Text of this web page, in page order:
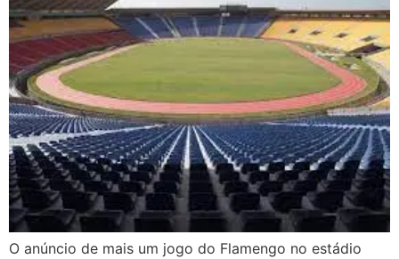
O anúncio de mais um jogo do Flamengo no estádio